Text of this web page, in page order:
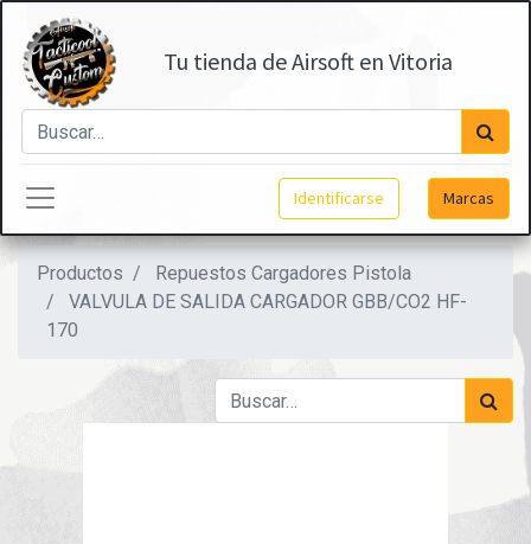
Tu tienda de Airsoft en Vitoria
Identificarse Marcas
Productos
Repuestos Cargadores Pistola
VALVULA DE SALIDA CARGADOR GBB/CO2 HF-
170